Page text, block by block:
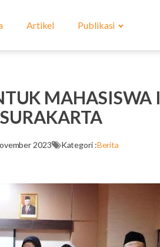
Artikel Publikasi
MAHASISWA
2023 Kategori :Berita